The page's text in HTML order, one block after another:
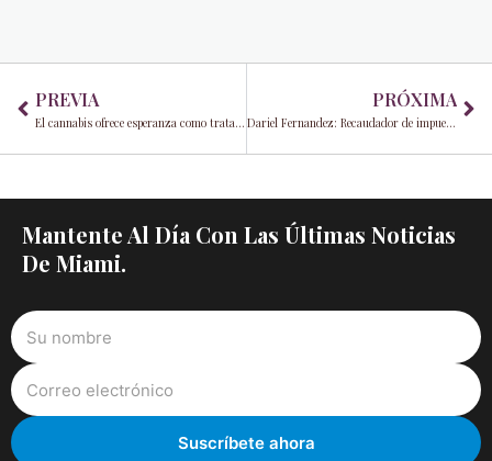
PREVIA
El cannabis ofrece esperanza como tratamiento para la anemia de células falciformes
PRÓXIMA
Dariel Fernandez: Recaudador de impuestos y protector del tesoro público
Mantente Al Día Con Las Últimas Noticias
De Miami.